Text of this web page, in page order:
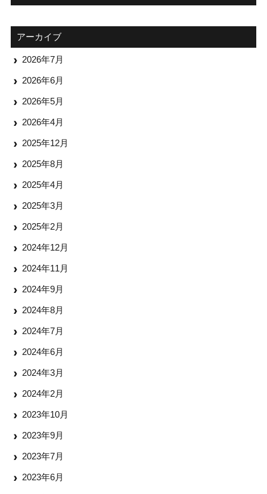
アーカイブ
2026年7月
2026年6月
2026年5月
2026年4月
2025年12月
2025年8月
2025年4月
2025年3月
2025年2月
2024年12月
2024年11月
2024年9月
2024年8月
2024年7月
2024年6月
2024年3月
2024年2月
2023年10月
2023年9月
2023年7月
2023年6月